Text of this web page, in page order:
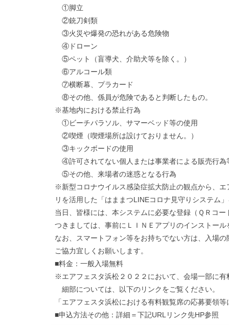
①脚立
②銃刀剣類
③火災や爆発の恐れがある危険物
④ドローン
⑤ペット（盲導犬、介助犬等を除く。）
⑥アルコール類
⑦横断幕、プラカード
⑧その他、係員が危険であると判断したもの。
※基地内における禁止行為
①ビーチパラソル、サマーベッド等の使用
②喫煙（喫煙場所は設けておりません。）
③キックボードの使用
④許可されてない個人または事業者による販売行為
⑤その他、来場者の迷惑となる行為
※新型コロナウイルス感染症拡大防止の観点から、
リを活用した「はままつLINEコロナ見守りシステム」
当日、皆様には、本システムに必要な登録（ＱＲコ
つきましては、事前にＬＩＮＥアプリのインストール
なお、スマートフォン等をお持ちでない方は、入場
ご協力宜しくお願いします。
■料金：一般入場無料
※エアフェスタ浜松２０２２において、会場一部に有
細部については、以下のリンクをご覧ください。
「エアフェスタ浜松における有料観覧席の応募要
■申込方法その他：詳細＝下記URLリンク先HP参照